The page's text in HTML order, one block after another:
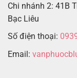
Chi nhánh 2: 41B
Bạc Liêu
Số điện thoại:
Email: